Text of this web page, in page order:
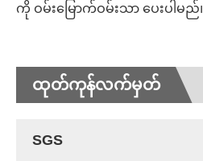
ကို ဝမ်းမြောက်ဝမ်းသာ ပေးပါမည်
ထုတ်ကုန်လက်မှတ်
SGS